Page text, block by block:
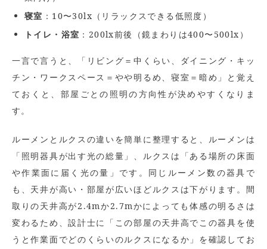
寝室 ：10〜30lx（リラックスできる低照度）
トイレ・浴室 ：200lx前後（鏡まわりは400〜500lx）
一言で言うと、「リビング＝中くらい、ダイニング・キッ
チン・ワークスペース＝やや明るめ、寝室＝暗め」と覚え
ておくと、部屋ごとの照明の方向性が決めやすくなりま
す。
ルーメンとルクスの違いを簡単に整理すると、ルーメンは
「照明器具が出す光の総量」、ルクスは「ある場所の床面
や作業面に届く光の量」です。同じルーメン数の器具で
も、天井が高い・部屋が広いほどルクスは下がります。間
取りの天井高が2.4mか2.7mかによっても体感の明るさは
変わるため、設計士に「この部屋の天井高でこの器具を使
うと作業面でどのくらいのルクスになるか」を確認してお